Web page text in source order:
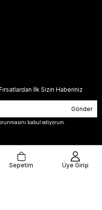
İlk Sizin Haberiniz
Gönder
kabul ediyorum.
Tüm Hakları Saklıdır.
Sepetim Üye Girişi